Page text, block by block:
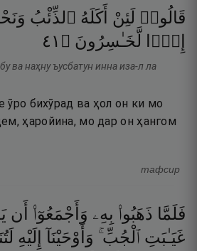
قَالُوا۟ لَئِنْ أَكَلَهُ ٱلذِّئْبُ
إِذًۭا
لَّخَـٰسِرُونَ ۝ ١٤
ва наҳну ъусбатун инна иза-л ла
ӯро бихӯрад ва ҳол он ки мо
ҳаройина, мо дар он ҳангом
тафсир
فَلَمَّا ذَهَبُوا۟ بِهِۦ وَأَجْمَعُوٓا۟ أَن
غَيَـٰبَتِ ٱلْجُبِّ ۚ وَأَوْحَيْنَآ إِلَيْهِ